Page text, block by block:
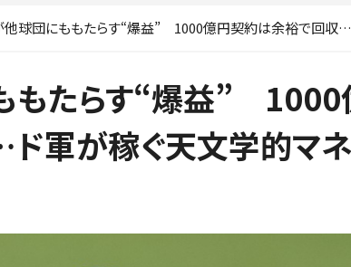
団にももたらす“爆益” 1000億円契約は余裕で回収…ド軍が稼ぐ天文学的
もたらす“爆益” 1000
軍が稼ぐ天文学的マ